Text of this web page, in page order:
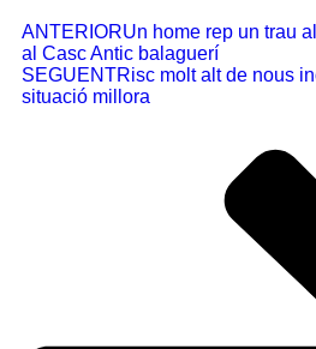
ANTERIORUn home rep un trau
al Casc Antic balaguerí
SEGUENTRisc molt alt de nous
situació millora